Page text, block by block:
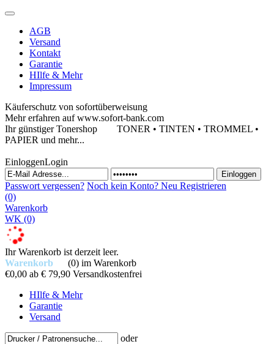
AGB
Versand
Kontakt
Garantie
HIlfe & Mehr
Impressum
Käuferschutz von sofortüberweisung
Mehr erfahren auf www.sofort-bank.com
Ihr günstiger Tonershop TONER • TINTEN • TROMMEL •
PAPIER und mehr...
EinloggenLogin
Passwort vergessen? Noch kein Konto? Neu Registrieren
(0)
Warenkorb
WK (0)
Ihr Warenkorb ist derzeit leer.
Warenkorb
(0) im Warenkorb
€0,00 ab € 79,90 Versandkostenfrei
HIlfe & Mehr
Garantie
Versand
oder